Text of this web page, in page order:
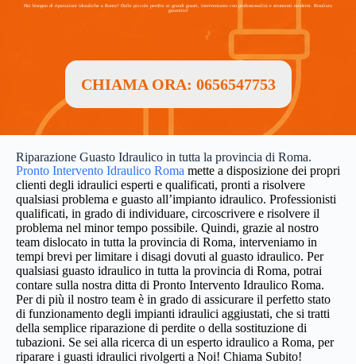
Hai bisogno di riparazioni idrauliche a Roma? Dalle piccole perdite ai grandi guasti, interveniamo con professionalità e strumenti moderni. Risultato
garantito!
CHIAMA ORA: 0656547753
Riparazione Guasto Idraulico in tutta la provincia di Roma.
Pronto Intervento Idraulico Roma mette a disposizione dei propri
clienti degli idraulici esperti e qualificati, pronti a risolvere
qualsiasi problema e guasto all’impianto idraulico. Professionisti
qualificati, in grado di individuare, circoscrivere e risolvere il
problema nel minor tempo possibile. Quindi, grazie al nostro
team dislocato in tutta la provincia di Roma, interveniamo in
tempi brevi per limitare i disagi dovuti al guasto idraulico. Per
qualsiasi guasto idraulico in tutta la provincia di Roma, potrai
contare sulla nostra ditta di Pronto Intervento Idraulico Roma.
Per di più il nostro team è in grado di assicurare il perfetto stato
di funzionamento degli impianti idraulici aggiustati, che si tratti
della semplice riparazione di perdite o della sostituzione di
tubazioni. Se sei alla ricerca di un esperto idraulico a Roma, per
riparare i guasti idraulici rivolgerti a Noi! Chiama Subito!